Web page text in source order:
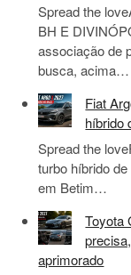
Spread the
BH E
associação de
busca, acima…
Fiat
híbrido
Spread the
turbo híbrido
em Betim…
Toyota
aprimorado